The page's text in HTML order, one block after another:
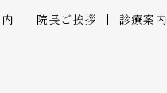
院長ご挨拶 診療案内